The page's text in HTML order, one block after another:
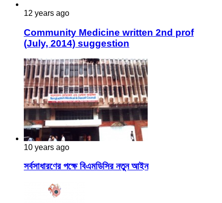
12 years ago
Community Medicine written 2nd prof
(July, 2014) suggestion
10 years ago
সর্বসাধারণের পক্ষে বিএমডিসির নতুন আইন